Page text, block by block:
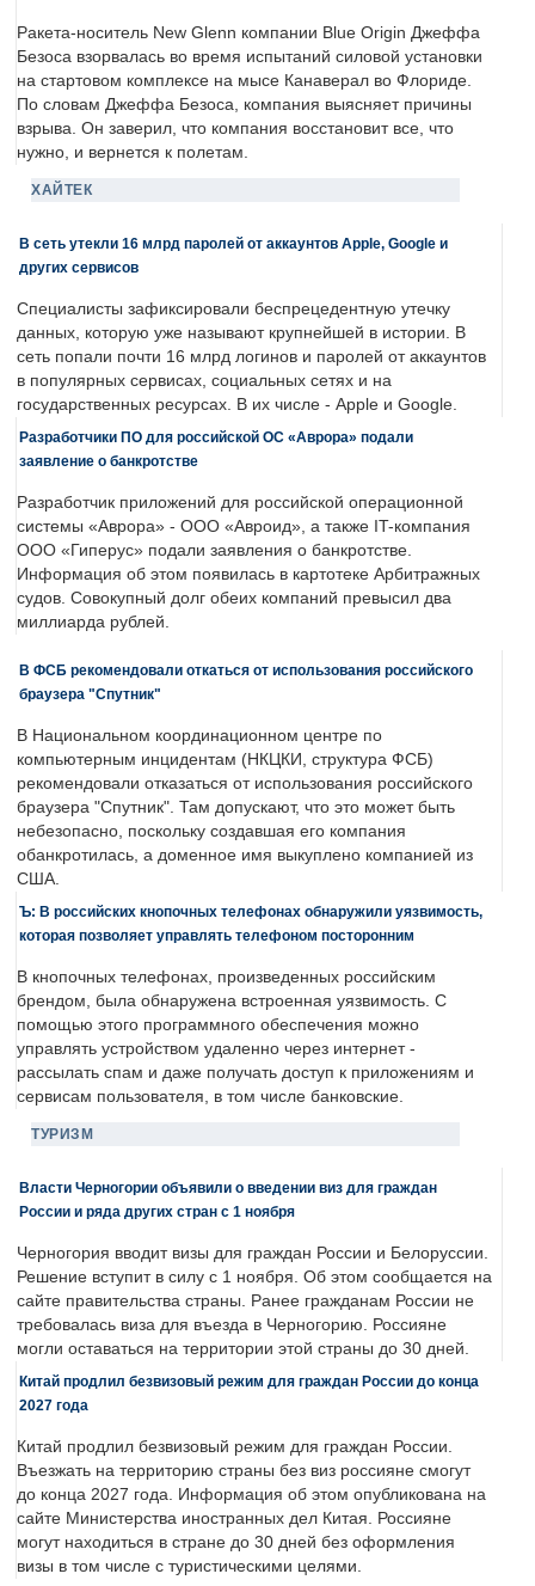
Ракета-носитель New Glenn компании Blue Origin Джеффа
Безоса взорвалась во время испытаний силовой установки
на стартовом комплексе на мысе Канаверал во Флориде.
По словам Джеффа Безоса, компания выясняет причины
взрыва. Он заверил, что компания восстановит все, что
нужно, и вернется к полетам.
ХАЙТЕК
В сеть утекли 16 млрд паролей от аккаунтов Apple, Google и
других сервисов
Специалисты зафиксировали беспрецедентную утечку
данных, которую уже называют крупнейшей в истории. В
сеть попали почти 16 млрд логинов и паролей от аккаунтов
в популярных сервисах, социальных сетях и на
государственных ресурсах. В их числе - Apple и Google.
Разработчики ПО для российской ОС «Аврора» подали
заявление о банкротстве
Разработчик приложений для российской операционной
системы «Аврора» - ООО «Авроид», а также IT-компания
ООО «Гиперус» подали заявления о банкротстве.
Информация об этом появилась в картотеке Арбитражных
судов. Совокупный долг обеих компаний превысил два
миллиарда рублей.
В ФСБ рекомендовали откаться от использования российского
браузера "Спутник"
В Национальном координационном центре по
компьютерным инцидентам (НКЦКИ, структура ФСБ)
рекомендовали отказаться от использования российского
браузера "Спутник". Там допускают, что это может быть
небезопасно, поскольку создавшая его компания
обанкротилась, а доменное имя выкуплено компанией из
США.
Ъ: В российских кнопочных телефонах обнаружили уязвимость,
которая позволяет управлять телефоном посторонним
В кнопочных телефонах, произведенных российским
брендом, была обнаружена встроенная уязвимость. С
помощью этого программного обеспечения можно
управлять устройством удаленно через интернет -
рассылать спам и даже получать доступ к приложениям и
сервисам пользователя, в том числе банковские.
ТУРИЗМ
Власти Черногории объявили о введении виз для граждан
России и ряда других стран с 1 ноября
Черногория вводит визы для граждан России и Белоруссии.
Решение вступит в силу с 1 ноября. Об этом сообщается на
сайте правительства страны. Ранее гражданам России не
требовалась виза для въезда в Черногорию. Россияне
могли оставаться на территории этой страны до 30 дней.
Китай продлил безвизовый режим для граждан России до конца
2027 года
Китай продлил безвизовый режим для граждан России.
Въезжать на территорию страны без виз россияне смогут
до конца 2027 года. Информация об этом опубликована на
сайте Министерства иностранных дел Китая. Россияне
могут находиться в стране до 30 дней без оформления
визы в том числе с туристическими целями.